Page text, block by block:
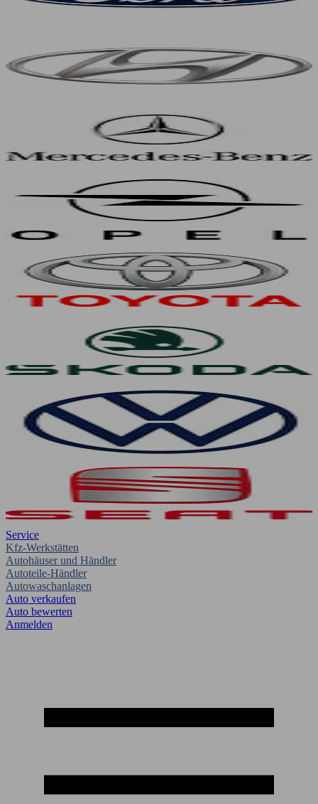
Service
Kfz-Werkstätten
Autohäuser und Händler
Autoteile-Händler
Autowaschanlagen
Auto verkaufen
Auto bewerten
Anmelden